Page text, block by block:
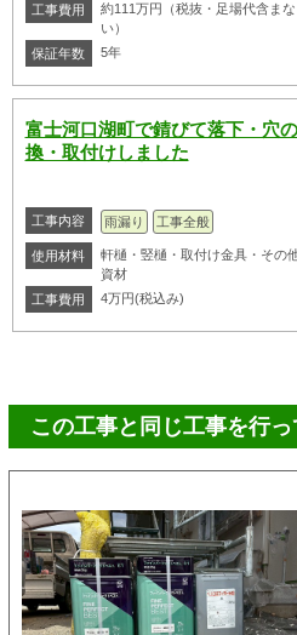
工事費用
約111万円（税抜・足場代含まな
い）
保証年数
5年
富士河口湖町で錆びて落下・穴
換・取付けしました
工事内容 雨漏り 工事全般
使用材料
軒樋・竪樋・取付け金具・その
資材
工事費用
4万円(税込み)
この工事と同じ工事を行